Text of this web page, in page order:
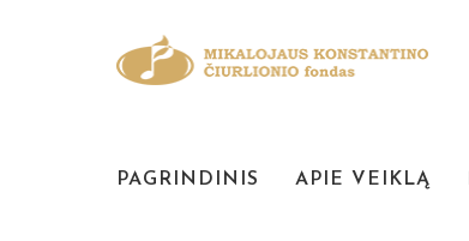
PAGRINDINIS APIE VEIKLĄ